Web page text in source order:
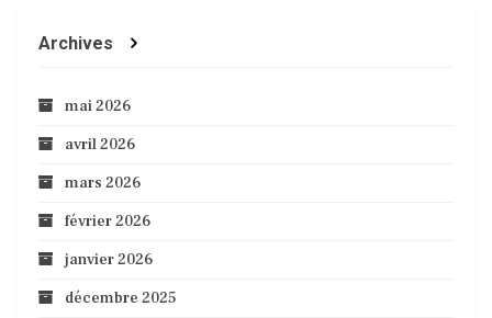
Archives
mai 2026
avril 2026
mars 2026
février 2026
janvier 2026
décembre 2025